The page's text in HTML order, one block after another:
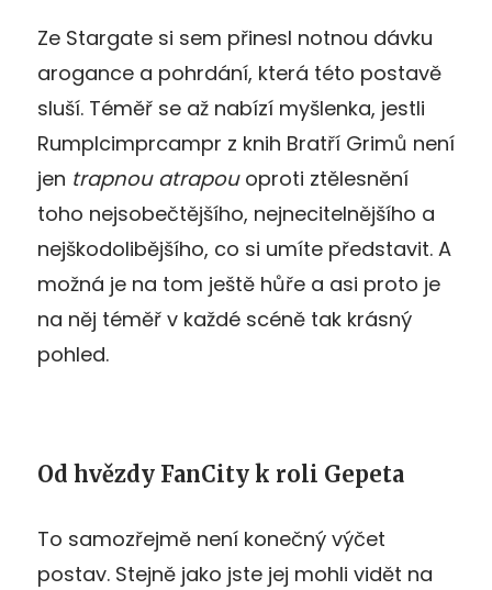
Ze Stargate si sem přinesl notnou dávku
arogance a pohrdání, která této postavě
sluší. Téměř se až nabízí myšlenka, jestli
Rumplcimprcampr z knih Bratří Grimů není
jen trapnou atrapouoproti ztělesnění
toho nejsobečtějšího, nejnecitelnějšího a
nejškodolibějšího, co si umíte představit. A
možná je na tom ještě hůře a asi proto je
na něj téměř v každé scéně tak krásný
pohled.
Od hvězdy FanCity k roli Gepeta
To samozřejmě není konečný výčet
postav. Stejně jako jste jej mohli vidět na